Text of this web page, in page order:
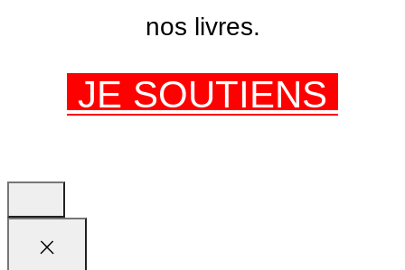
nos livres.
JE SOUTIENS